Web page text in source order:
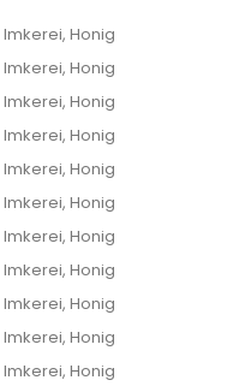
Imkerei, Honig
Imkerei, Honig
Imkerei, Honig
Imkerei, Honig
Imkerei, Honig
Imkerei, Honig
Imkerei, Honig
Imkerei, Honig
Imkerei, Honig
Imkerei, Honig
Imkerei, Honig